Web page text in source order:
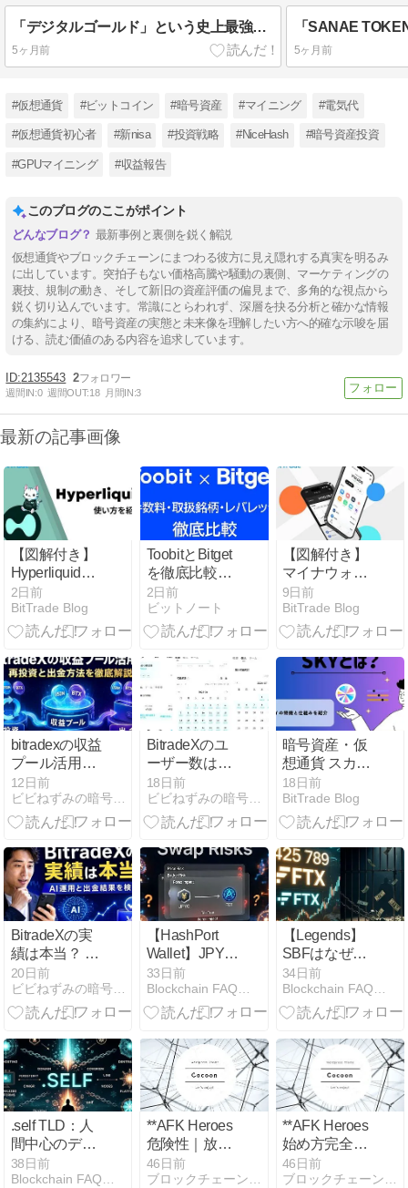
「デジタルゴールド」という史上最強の客寄せパンフ。ビットコインを「金」に仕立て上げた初期メンの煽りテク全記録
5ヶ月前 5ヶ月前
#仮想通貨 #ビットコイン #暗号資産 #マイニング #電気代
#仮想通貨初心者 #新nisa #投資戦略 #NiceHash #暗号資産投資
#GPUマイニング #収益報告
このブログのここがポイント
最新事例と裏側を鋭く解説
仮想通貨やブロックチェーンにまつわる彼方に見え隠れする真実を明るみ
に出しています。突拍子もない価格高騰や騒動の裏側、マーケティングの
裏技、規制の動き、そして新旧の資産評価の偏見まで、多角的な視点から
鋭く切り込んでいます。常識にとらわれず、深層を抉る分析と確かな情報
の集約により、暗号資産の実態と未来像を理解したい方へ的確な示唆を届
ける、読む価値のある内容を追求しています。
2135543 2
週間IN:0 週間OUT:18 月間IN:3
最新の記事画像
【図解付き】
Hyperliquid（ハ
イパーリキッ
ド）とは？ウ
ォレットの接
方・使い方を
解説
2日前
BitTrade Blog
ToobitとBitget
を徹底比較！
手数料や取扱
銘柄・レバレ
ッジなどの違
検証
2日前
ビットノート
【図解付き】
マイナウォレ
ットとは？作
成方法・始め
方・使い方を
9日前
BitTrade Blog
bitradexの収益
プール活用
法！ 再投資と
出金方法を徹
底解説
12日前
ビビねずみの暗号資産＆Web3アンテナ局
BitradeXのユ
ーザー数は
200万人超！
成長の理由を
検証
18日前
ビビねずみの暗号資産＆Web3アンテナ局
暗号資産・仮
想通貨 スカイ
（SKY）の特
徴と仕組みを
紹介
18日前
BitTrade Blog
BitradeXの実
績は本当？ AI
運用と出金結
果を検証！
20日前
ビビねずみの暗号資産＆Web3アンテナ局
【HashPort
Wallet】JPYC
スワップ前に
知るべき4つ
の隠れたリス
33日前
【Legends】
SBFはなぜ
260億ドルを
失ったのか：
FTX崩壊に見
ンの巨大さと
現実の脆さ
34日前
.self TLD：人
間中心のデジ
タル自己主権
を目指す新ド
38日前
**AFK Heroes
危険性｜放置
RPGの仮想通
貨リスクと中
46日前
**AFK Heroes
始め方完全ガ
イド！初心者
から稼ぐ序盤
46日前